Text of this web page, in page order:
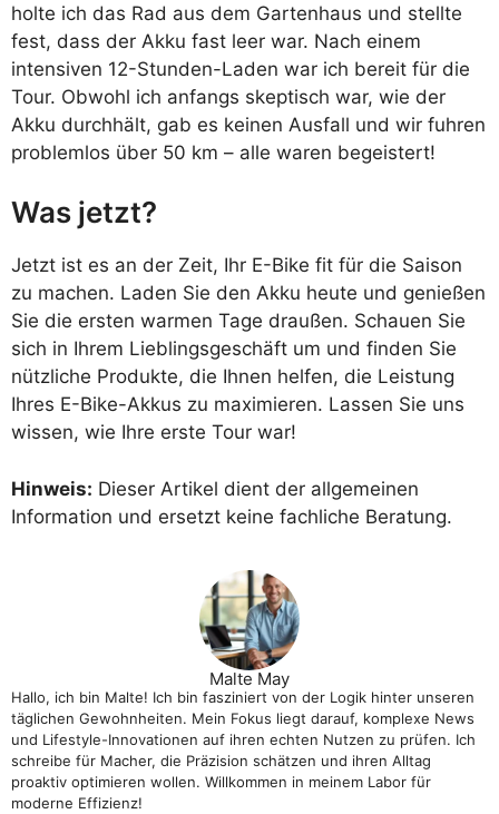
holte ich das Rad aus dem Gartenhaus und stellte
fest, dass der Akku fast leer war. Nach einem
intensiven 12-Stunden-Laden war ich bereit für die
Tour. Obwohl ich anfangs skeptisch war, wie der
Akku durchhält, gab es keinen Ausfall und wir fuhren
problemlos über 50 km – alle waren begeistert!
Was jetzt?
Jetzt ist es an der Zeit, Ihr E-Bike fit für die Saison
zu machen. Laden Sie den Akku heute und genießen
Sie die ersten warmen Tage draußen. Schauen Sie
sich in Ihrem Lieblingsgeschäft um und finden Sie
nützliche Produkte, die Ihnen helfen, die Leistung
Ihres E-Bike-Akkus zu maximieren. Lassen Sie uns
wissen, wie Ihre erste Tour war!
Hinweis: Dieser Artikel dient der allgemeinen
Information und ersetzt keine fachliche Beratung.
Malte May
Hallo, ich bin Malte! Ich bin fasziniert von der Logik hinter unseren
täglichen Gewohnheiten. Mein Fokus liegt darauf, komplexe News
und Lifestyle-Innovationen auf ihren echten Nutzen zu prüfen. Ich
schreibe für Macher, die Präzision schätzen und ihren Alltag
proaktiv optimieren wollen. Willkommen in meinem Labor für
moderne Effizienz!